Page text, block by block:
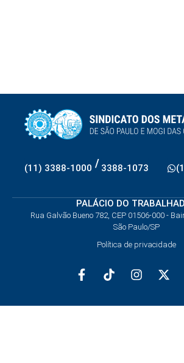
(11) 3388-1000 / 3388-1073
PALÁCIO DO
Rua Galvão Bueno 782, CEP 01506-000 -
São Paulo/SP
Política de privacidade